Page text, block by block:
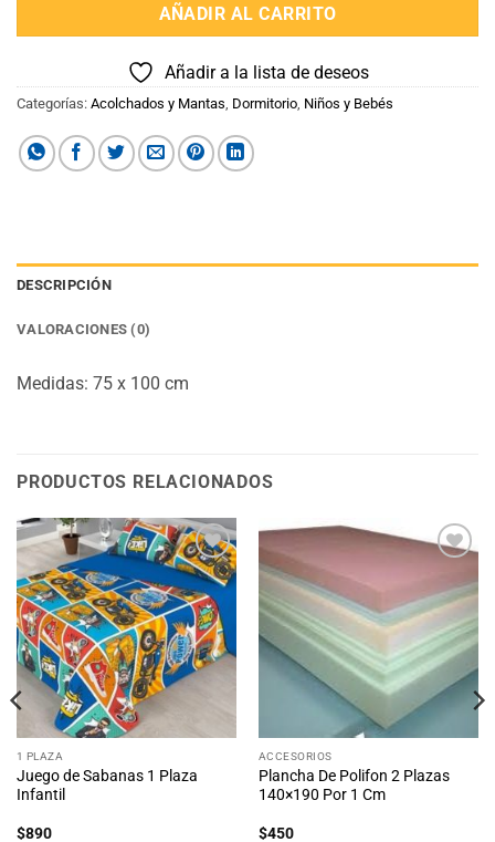
AÑADIR AL CARRITO
Añadir a la lista de deseos
Categorías: Acolchados y Mantas, Dormitorio, Niños y Bebés
DESCRIPCIÓN
VALORACIONES (0)
Medidas: 75 x 100 cm
PRODUCTOS RELACIONADOS
Añadir
a la
lista
de
deseos
1 PLAZA
Juego de Sabanas 1 Plaza
Infantil
$890
a la
lista
deseos
ACCESORIOS
Plancha De Polifon 2 Plazas
140×190 Por 1 Cm
$450